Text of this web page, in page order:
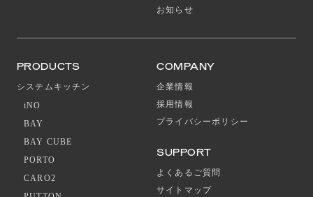
お知らせ
PRODUCTS
システムキッチン
iNO
BAY
BAY CUBE
PORTO
CARO2
COMPANY
企業情報
採用情報
プライバシーポリシー
SUPPORT
よくあるご質問
サイトマップ